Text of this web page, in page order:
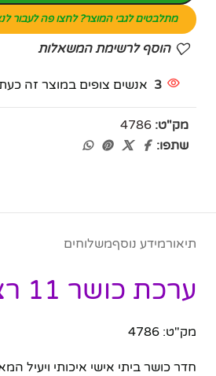
מתלבטים לגבי המוצר? לחצו פה לעבור
הוסף לרשימת המשאלות
3 אנשים צופים במוצר זה
מק"ט:4786
שתפו:
תיאורמידע נוסףמשלוחים
ערכת כושר 11 רצועת התנגדות לאימון לכל חלקי הגוף
מק"ט: 4786
חדר כושר ביתי אישי איכותי ויעיל